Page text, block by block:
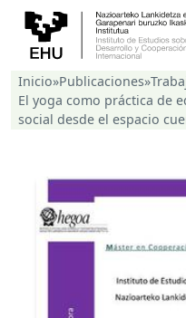
Inicio»Publicaciones»
El yoga como práctica de
social desde el espacio